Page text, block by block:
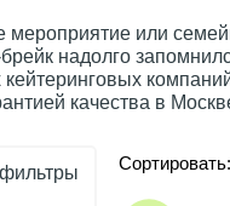
мероприятие или
надолго
качества в
Сортировать: